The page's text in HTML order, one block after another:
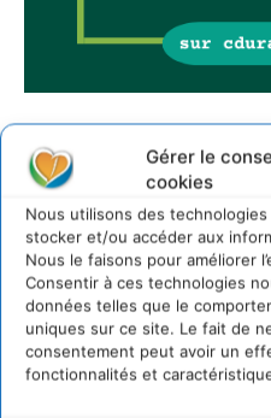
Gérer le
cookies
Nous utilisons des
stocker et/ou accéder aux
Nous le faisons pour améliorer
Consentir à ces technologies
données telles que le
uniques sur ce site. Le fait de
consentement peut avoir un
fonctionnalités et
Sur
Comment le sol français
hydrique et déréglé tout
2 août 2026
Développer notre
non humaines avec les
30 juillet 2026